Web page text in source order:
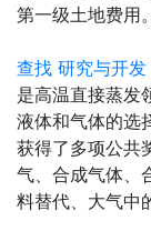
第一级土地费用
查找 研究与开发
是高温直接蒸发
液体和气体的选
获得了多项公共
气、合成气体、
料替代、大气中